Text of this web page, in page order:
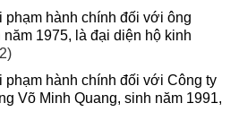
phạm hành chính đối với ông
năm 1975, là đại diện hộ kinh
phạm hành chính đối với Công ty
Võ Minh Quang, sinh năm 1991,